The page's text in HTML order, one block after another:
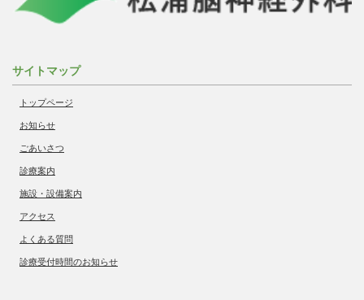
サイトマップ
トップページ
お知らせ
ごあいさつ
診療案内
施設・設備案内
アクセス
よくある質問
診療受付時間のお知らせ